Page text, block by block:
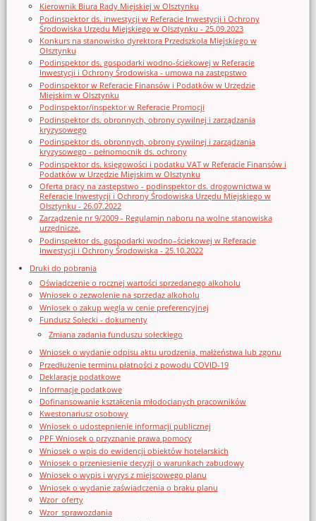
Kierownik Biura Rady Miejskiej w Olsztynku
Podinspektor ds. inwestycji w Referacie Inwestycji i Ochrony
Środowiska Urzędu Miejskiego w Olsztynku - 25.09.2023
Konkurs na stanowisko dyrektora Przedszkola Miejskiego w
Olsztynku
Podinspektor ds. gospodarki wodno-ściekowej w Referacie
Inwestycji i Ochrony Środowiska - umowa na zastępstwo
Podinspektor w Referacie Finansów i Podatków w Urzędzie
Miejskim w Olsztynku
Podinspektor/inspektor w Referacie Promocji
Podinspektor ds. obronnych, obrony cywilnej i zarządzania
kryzysowego
Podinspektor ds. obronnych, obrony cywilnej i zarządzania
kryzysowego - pełnomocnik ds. ochrony
Podinspektor ds. księgowości i podatku VAT w Referacie Finansów i
Podatków w Urzędzie Miejskim w Olsztynku
Oferta pracy na zastępstwo - podinspektor ds. drogownictwa w
Referacie Inwestycji i Ochrony Środowiska Urzędu Miejskiego w
Olsztynku - 26.07.2022
Zarządzenie nr 9/2009 - Regulamin naboru na wolne stanowiska
urzędnicze.
Podinspektor ds. gospodarki wodno–ściekowej w Referacie
Inwestycji i Ochrony Środowiska - 25.10.2022
Druki do pobrania
Oświadczenie o rocznej wartości sprzedanego alkoholu
Wniosek o zezwolenie na sprzedaz alkoholu
Wniosek o zakup węgla w cenie preferencyjnej
Fundusz Sołecki - dokumenty
Zmiana zadania funduszu sołeckiego
Wniosek o wydanie odpisu aktu urodzenia, małżeństwa lub zgonu
Przedłużenie terminu płatności z powodu COVID-19
Deklaracje podatkowe
Informacje podatkowe
Dofinansowanie kształcenia młodocianych pracowników
Kwestonariusz osobowy
Wniosek o udostępnienie informacji publicznej
PPF Wniosek o przyznanie prawa pomocy
Wniosek o wpis do ewidencji obiektów hotelarskich
Wniosek o przeniesienie decyzji o warunkach zabudowy
Wniosek o wypis i wyrys z miejscowego planu
Wniosek o wydanie zaświadczenia o braku planu
Wzor_oferty
Wzor_sprawozdania